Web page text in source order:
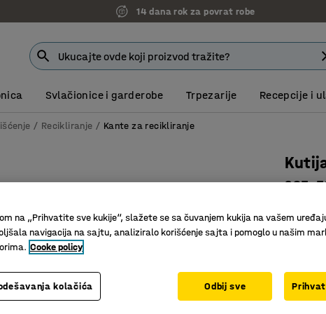
14 dana rok za povrat robe
Svlačionice i garderobe Trpezarije Recepcije i
Recikliranje Kante za recikliranje
na „Prihvatite sve kukije“, slažete se sa čuvanjem kukija na vašem
navigacija na sajtu, analiziralo korišćenje sajta i pomoglo u našim
Cooke policy
kolačića Odbij sve